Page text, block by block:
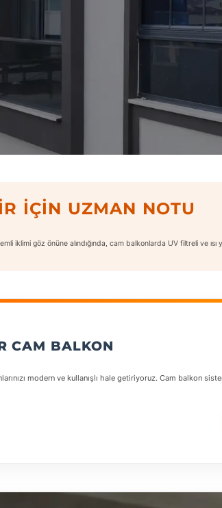
İÇIN UZMAN NOTU
iklimi göz önüne alındığında, cam balkonlarda UV filtreli ve
CAM BALKON
modern ve kullanışlı hale getiriyoruz. Cam balkon